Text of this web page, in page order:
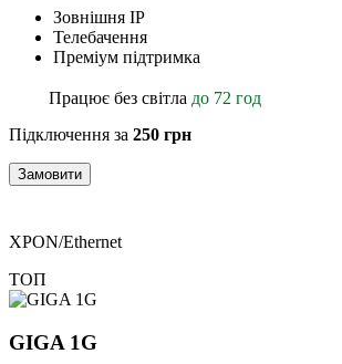
Зовнішня ІР
Телебачення
Преміум підтримка
Працює без світла до 72 год
Підключення за 250 грн
Замовити
XPON/Ethernet
ТОП
GIGA 1G